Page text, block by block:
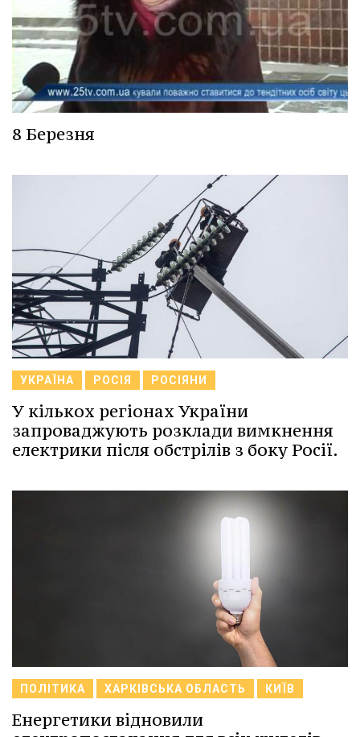
8 Березня
УКРАЇНА РОСІЯ РОСІЯНИ
У кількох регіонах України
запроваджують розклади вимкнення
електрики після обстрілів з боку Росії.
ПОЛІТИКА ХАРКІВСЬКА ОБЛАСТЬ КИЇВ
Енергетики відновили